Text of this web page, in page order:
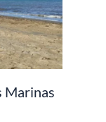
Marinas